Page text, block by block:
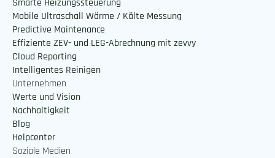
Unternehmen
Werte und Vision
Nachhaltigkeit
Blog
Helpcenter
Soziale Medien
Mobile Ultraschall Wärme / Kälte Messung
Predictive Maintenance
Effiziente ZEV- und LEG-Abrechnung mit zevvy
Cloud Reporting
Intelligentes Reinigen